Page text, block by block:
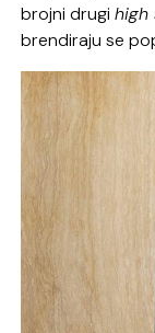
brojni drugihigh
brendiraju se